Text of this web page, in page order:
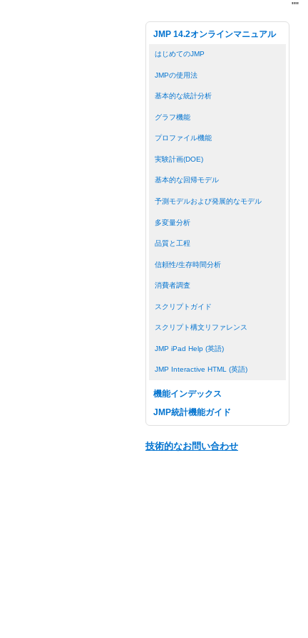
JMP 14.2オンラインマニュアル
はじめてのJMP
JMPの使用法
基本的な統計分析
グラフ機能
プロファイル機能
実験計画(DOE)
基本的な回帰モデル
予測モデルおよび発展的なモデル
多変量分析
品質と工程
信頼性/生存時間分析
消費者調査
スクリプトガイド
スクリプト構文リファレンス
JMP iPad Help (英語)
JMP Interactive HTML (英語)
機能インデックス
JMP統計機能ガイド
技術的なお問い合わせ
""